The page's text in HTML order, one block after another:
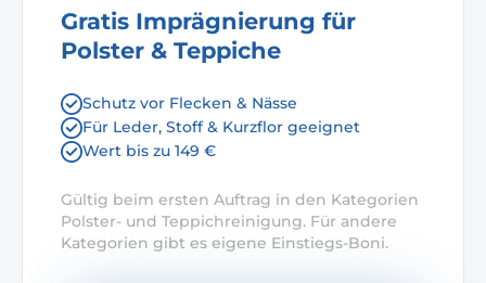
Gratis Imprägnierung für
Polster & Teppiche
Schutz vor Flecken & Nässe
Für Leder, Stoff & Kurzflor geeignet
Wert bis zu 149 €
Gültig beim ersten Auftrag in den Kategorien
Polster- und Teppichreinigung. Für andere
Kategorien gibt es eigene Einstiegs-Boni.